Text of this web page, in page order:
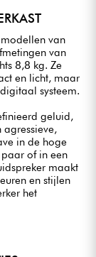
van
van
8,8 kg. Ze
en licht, maar
systeem.
geluid,
agressieve,
in de hoge
of in een
maakt
en stijlen
het